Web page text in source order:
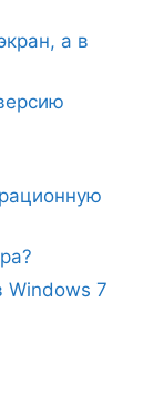
а в
Windows 7